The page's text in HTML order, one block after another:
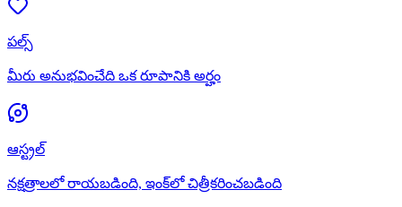
పల్స్
మీరు అనుభవించేది ఒక రూపానికి అర్హం
ఆస్ట్రల్
నక్షత్రాలలో రాయబడింది, ఇంక్‌లో చిత్రీకరించబడింది